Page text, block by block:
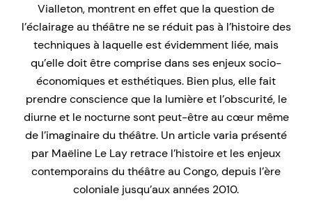
Vialleton, montrent en effet que la question de
l’éclairage au théâtre ne se réduit pas à l’histoire des
techniques à laquelle est évidemment liée, mais
qu’elle doit être comprise dans ses enjeux socio-
économiques et esthétiques. Bien plus, elle fait
prendre conscience que la lumière et l’obscurité, le
diurne et le nocturne sont peut-être au cœur même
de l’imaginaire du théâtre. Un article varia présenté
par Maëline Le Lay retrace l’histoire et les enjeux
contemporains du théâtre au Congo, depuis l’ère
coloniale jusqu’aux années 2010.